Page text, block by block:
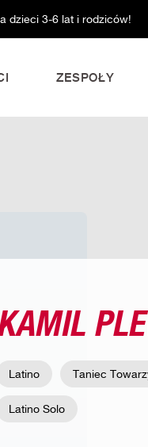
dzieci 3-6 lat i rodziców!
ZESPOŁY
Latino Taniec
Latino Solo